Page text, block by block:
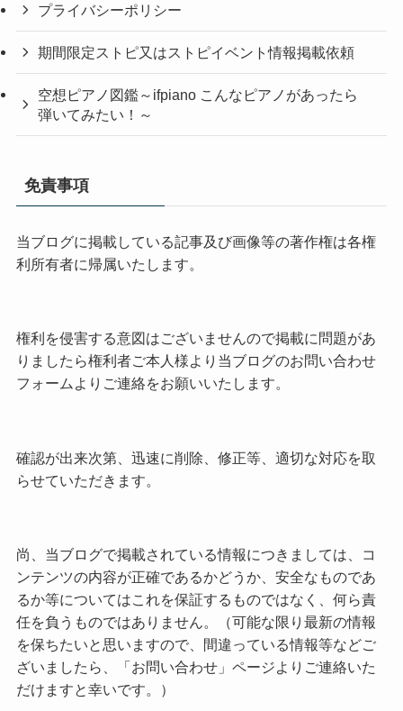
プライバシーポリシー
期間限定ストピ又はストピイベント情報掲載依頼
空想ピアノ図鑑～ifpiano こんなピアノがあったら
弾いてみたい！～
免責事項
当ブログに掲載している記事及び画像等の著作権は各権
利所有者に帰属いたします。
権利を侵害する意図はございませんので掲載に問題があ
りましたら権利者ご本人様より当ブログのお問い合わせ
フォームよりご連絡をお願いいたします。
確認が出来次第、迅速に削除、修正等、適切な対応を取
らせていただきます。
尚、当ブログで掲載されている情報につきましては、コ
ンテンツの内容が正確であるかどうか、安全なものであ
るか等についてはこれを保証するものではなく、何ら責
任を負うものではありません。（可能な限り最新の情報
を保ちたいと思いますので、間違っている情報等などご
ざいましたら、「お問い合わせ」ページよりご連絡いた
だけますと幸いです。）